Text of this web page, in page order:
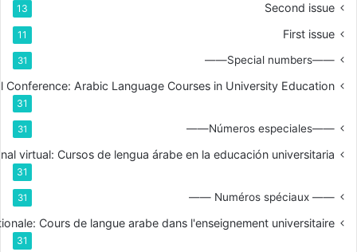
Second issue
13
First issue
11
——Special numbers——
31
Conference: Arabic Language Courses in University Education
31
——Números especiales——
31
virtual: Cursos de lengua árabe en la educación universitaria
31
—— Numéros spéciaux ——
31
Cours de langue arabe dans l'enseignement universitaire
31